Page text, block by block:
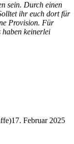
sein. Durch einen
ihr euch dort für
Provision. Für
keinerlei
17. Februar 2025